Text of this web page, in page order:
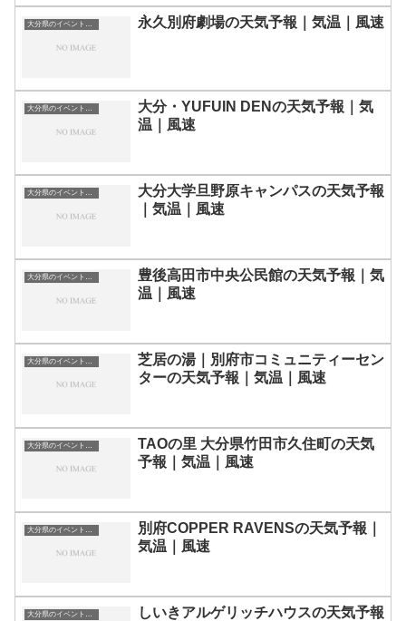
大分県のイベント会場一覧 永久別府劇場の天気予報｜気温｜風速
大分県のイベント会場一覧
大分・YUFUIN DENの天気予報｜気
温｜風速
大分県のイベント会場一覧
大分大学旦野原キャンパスの天気予報
｜気温｜風速
大分県のイベント会場一覧
豊後高田市中央公民館の天気予報｜気
温｜風速
大分県のイベント会場一覧
芝居の湯｜別府市コミュニティーセン
ターの天気予報｜気温｜風速
TAOの里 大分県竹田市久住町の天気
予報｜気温｜風速
別府COPPER RAVENSの天気予報｜
気温｜風速
しいきアルゲリッチハウスの天気予報